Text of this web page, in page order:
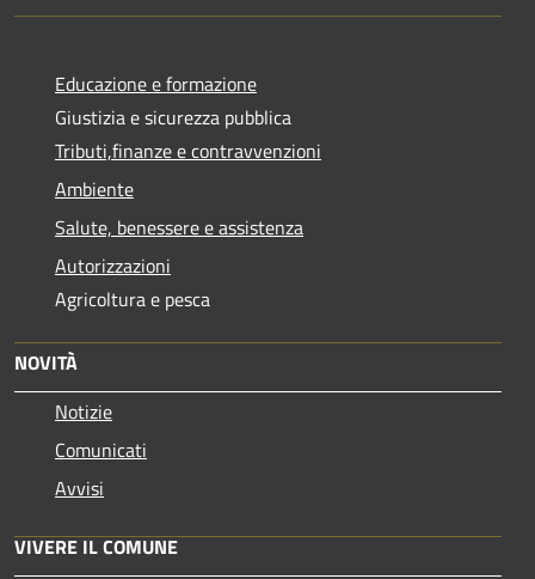
Educazione e formazione
Giustizia e sicurezza pubblica
Tributi,finanze e contravvenzioni
Ambiente
Salute, benessere e assistenza
Autorizzazioni
Agricoltura e pesca
NOVITÀ
Notizie
Comunicati
Avvisi
VIVERE IL COMUNE